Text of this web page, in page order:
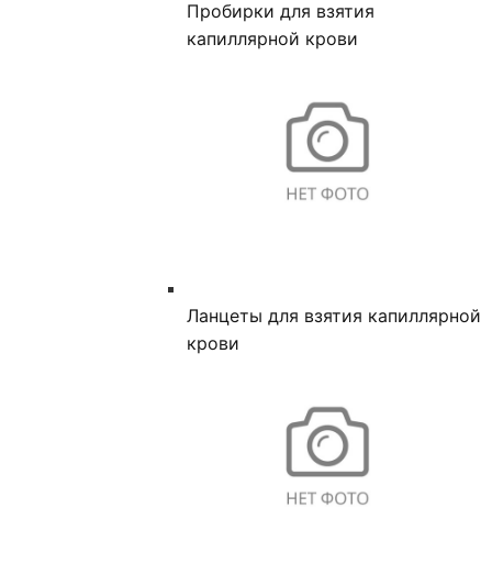
Пробирки для взятия
капиллярной крови
Ланцеты для взятия капиллярной
крови